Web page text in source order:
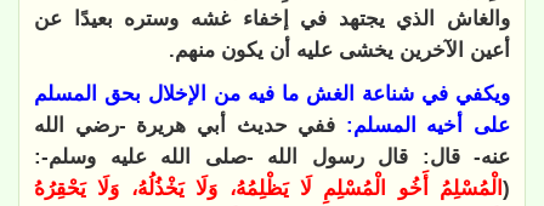
والغاش الذي يجتهد في إخفاء غشه وستره بعيدًا عن
أعين الآخرين يخشى عليه أن يكون منهم.
ويكفي في شناعة الغش ما فيه من الإخلال بحق المسلم
على أخيه المسلم: ففي حديث أبي هريرة -رضي الله
عنه- قال: قال رسول الله -صلى الله عليه وسلم-:
( الْمُسْلِمُ أَخُو الْمُسْلِمِ لَا يَظْلِمُهُ، وَلَا يَخْذُلُهُ، وَلَا يَحْقِرُهُ